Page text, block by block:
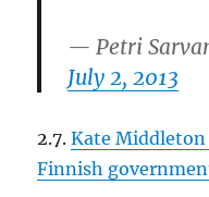
— Petri
July 2, 2013
2.7.Kate Middleton
Finnish